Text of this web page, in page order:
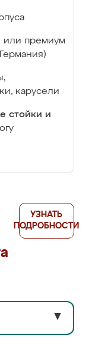
или премиум
карусели
стойки и
УЗНАТЬ
ПОДРОБНОСТИ
▼